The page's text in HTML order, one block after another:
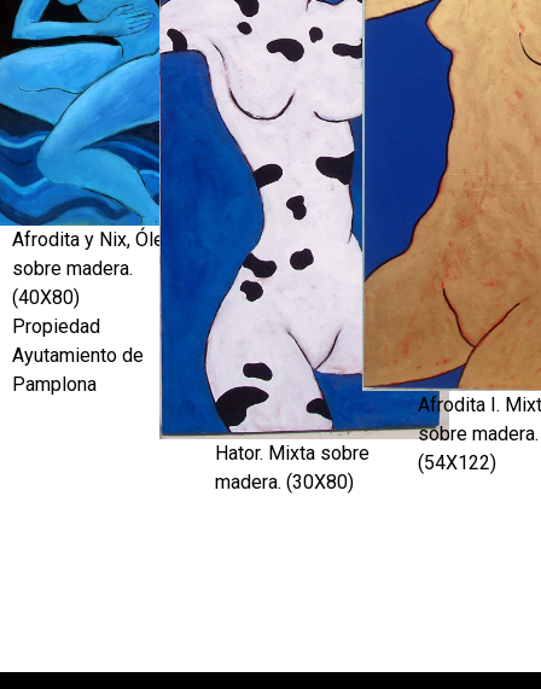
Afrodita y Nix, Óleo
sobre madera.
(40X80)
Propiedad
Ayutamiento de
Pamplona
Hator. Mixta sobre
madera. (30X80)
Afrodita I.
sobre madera.
(54X122)